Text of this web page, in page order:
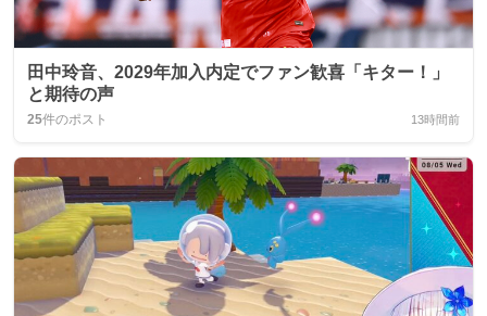
田中玲音、2029年加入内定でファン歓喜「キター！」
と期待の声
25件のポスト 13時間前